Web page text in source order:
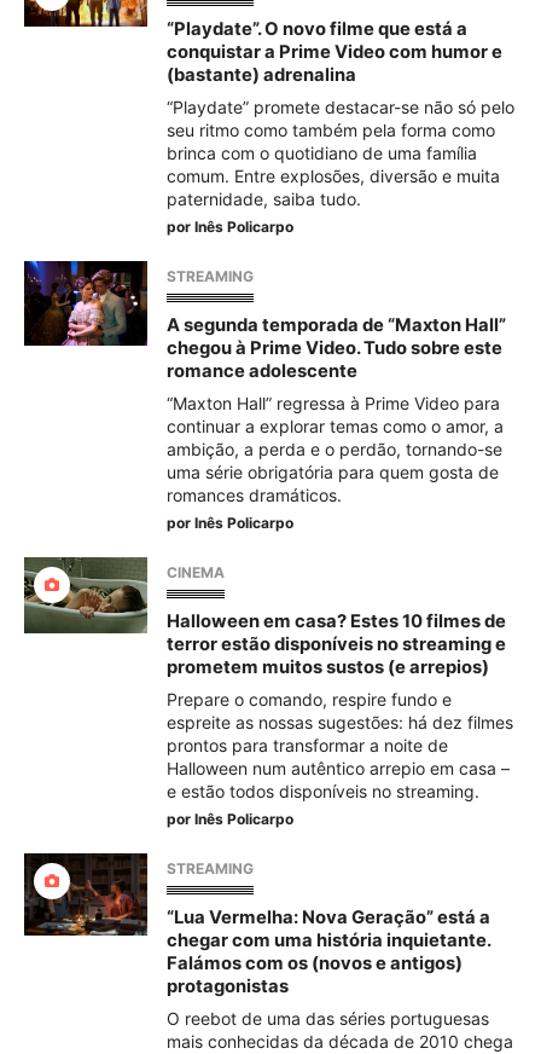
“Playdate”. O novo filme que está a
conquistar a Prime Video com humor e
(bastante) adrenalina
“Playdate” promete destacar-se não só pelo
seu ritmo como também pela forma como
brinca com o quotidiano de uma família
comum. Entre explosões, diversão e muita
paternidade, saiba tudo.
por Inês Policarpo
STREAMING
A segunda temporada de “Maxton Hall”
chegou à Prime Video. Tudo sobre este
romance adolescente
“Maxton Hall” regressa à Prime Video para
continuar a explorar temas como o amor, a
ambição, a perda e o perdão, tornando-se
uma série obrigatória para quem gosta de
romances dramáticos.
por Inês Policarpo
CINEMA
Halloween em casa? Estes 10 filmes de
terror estão disponíveis no streaming e
prometem muitos sustos (e arrepios)
Prepare o comando, respire fundo e
espreite as nossas sugestões: há dez filmes
prontos para transformar a noite de
Halloween num autêntico arrepio em casa –
e estão todos disponíveis no streaming.
por Inês Policarpo
STREAMING
“Lua Vermelha: Nova Geração” está a
chegar com uma história inquietante.
Falámos com os (novos e antigos)
protagonistas
O reebot de uma das séries portuguesas
mais conhecidas da década de 2010 chega